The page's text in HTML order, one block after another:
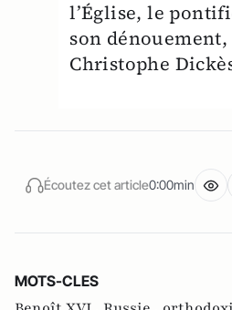
l’Église, le
son
Christophe
Écoutez cet article0:00min
MOTS-CLES